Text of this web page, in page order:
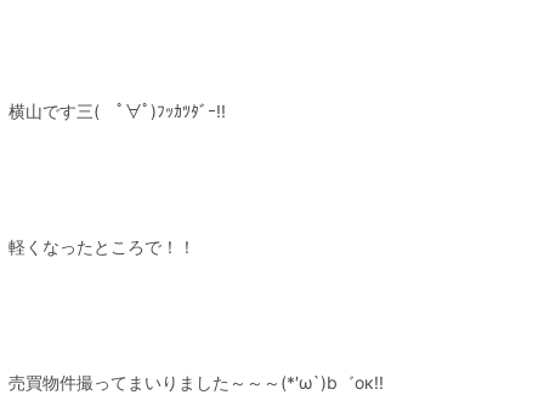
横山です三( ﾟ∀ﾟ)ﾌｯｶﾂﾀﾞｰ!!
軽くなったところで！！
売買物件撮ってまいりました～～～(*′ω`)b゛ок!!